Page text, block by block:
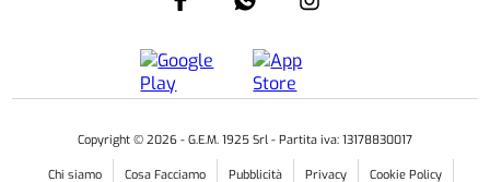
Copyright © 2026 - G.E.M. 1925 Srl - Partita iva: 13178830017
Chi siamo Cosa Facciamo Pubblicità Privacy Cookie Policy